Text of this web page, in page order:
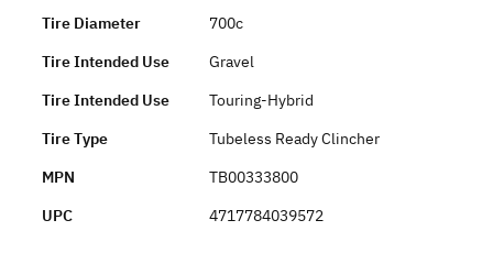
Tire Diameter
700c
Tire Intended Use
Gravel
Tire Intended Use
Touring-Hybrid
Tire Type
Tubeless Ready Clincher
MPN
TB00333800
UPC
4717784039572